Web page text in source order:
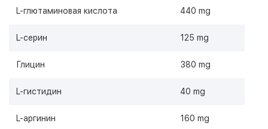
L-глютаминовая кислота 440 mg
L-серин 125 mg
Глицин 380 mg
L-гистидин 40 mg
L-аргинин 160 mg